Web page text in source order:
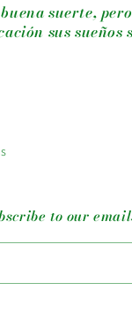
suerte,
sus sueños
to our